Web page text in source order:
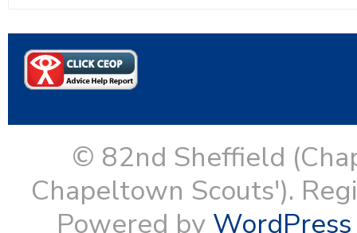
© 82nd Sheffield
Chapeltown Scouts').
Powered by WordPress